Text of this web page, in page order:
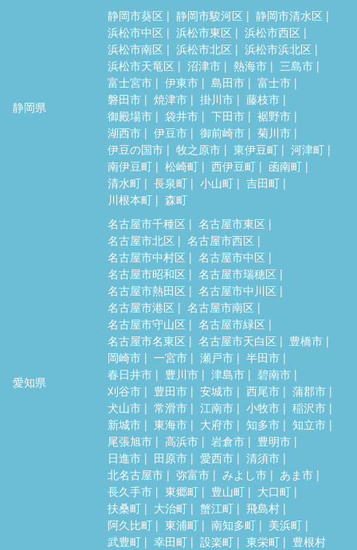
静岡県
静岡市葵区 静岡市駿河区
静岡市清水区
浜松市中区
浜松市東区
浜松市西区
浜松市南区
浜松市北区
浜松市浜北区
浜松市天竜区
沼津市 熱海市
三島市
富士宮市
伊東市 島田市
富士市
磐田市
焼津市 掛川市
藤枝市
御殿場市
袋井市 下田市
裾野市
湖西市
伊豆市 御前崎市
菊川市
伊豆の国市
牧之原市 東伊豆町
河津町
南伊豆町
松崎町 西伊豆町
函南町
清水町
長泉町 小山町
吉田町
川根本町
森町
愛知県
名古屋市千種区
名古屋市東区
名古屋市北区
名古屋市西区
名古屋市中村区
名古屋市中区
名古屋市昭和区
名古屋市瑞穂区
名古屋市熱田区
名古屋市中川区
名古屋市港区
名古屋市南区
名古屋市守山区
名古屋市緑区
名古屋市名東区
名古屋市天白区
豊橋市
岡崎市
一宮市 瀬戸市
半田市
春日井市
豊川市 津島市
碧南市
刈谷市
豊田市 安城市 西尾市
蒲郡市
犬山市
常滑市 江南市 小牧市
稲沢市
新城市
東海市 大府市 知多市
知立市
尾張旭市
高浜市 岩倉市
豊明市
日進市
田原市 愛西市
清須市
北名古屋市
弥富市 みよし市
あま市
長久手市
東郷町 豊山町
大口町
扶桑町
大治町 蟹江町
飛島村
阿久比町
東浦町 南知多町
美浜町
武豊町
幸田町 設楽町 東栄町 豊根村